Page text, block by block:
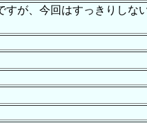
すが、今回はすっきりし